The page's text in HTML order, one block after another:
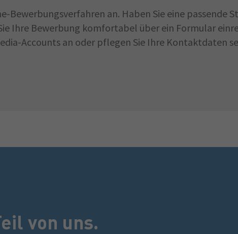
Bewerbungsverfahren an. Haben Sie eine passende
Ihre Bewerbung komfortabel über ein Formular
Accounts an oder pflegen Sie Ihre Kontaktdaten
von uns.